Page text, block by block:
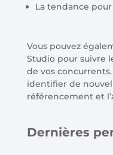
La tendance
Vous pouvez
Studio pour suivre
de vos
identifier de
référencement et
Dernières